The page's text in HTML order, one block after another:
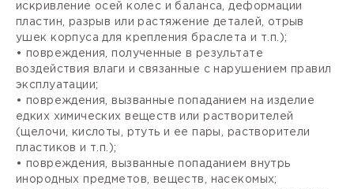
искривление осей колес и баланса, деформации
пластин, разрыв или растяжение деталей, отрыв
ушек корпуса для крепления браслета и т.п.);
• повреждения, полученные в результате
воздействия влаги и связанные с нарушением правил
эксплуатации;
• повреждения, вызванные попаданием на изделие
едких химических веществ или растворителей
(щелочи, кислоты, ртуть и ее пары, растворители
пластиков и т.п.);
• повреждения, вызванные попаданием внутрь
инородных предметов, веществ, насекомых;